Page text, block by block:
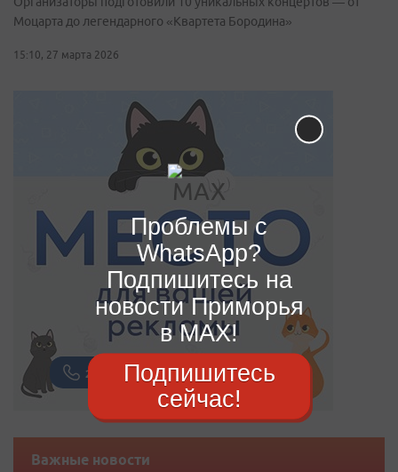
Моцарта до легендарного «Квартета Бородина»
15:10, 27 марта 2026
Важные новости
Проблемы с
WhatsApp?
Подпишитесь на
новости Приморья
в MAX!
Подпишитесь
сейчас!